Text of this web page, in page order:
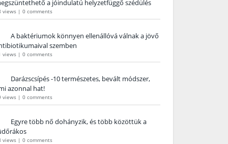
a jóindulatú helyzetfüggő szédülés
views | 0 comments
A baktériumok könnyen ellenállóvá válnak a jövő
szemben
views | 0 comments
Darázscsípés -10 természetes, bevált módszer,
azonnal hat!
views | 0 comments
Egyre több nő dohányzik, és több közöttük a
views | 0 comments